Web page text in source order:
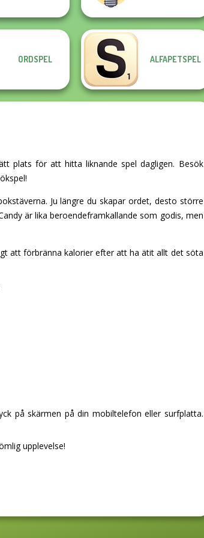
ORDSPEL ALFAPETSPEL
plats för att hitta liknande spel dagligen. Besök
Ju längre du skapar ordet, desto större
är lika beroendeframkallande som godis, men
att förbränna kalorier efter att ha ätit allt det söta
på skärmen på din mobiltelefon eller surfplatta.
upplevelse!